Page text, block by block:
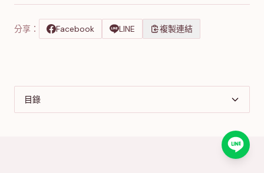
分享： Facebook LINE 複製連結
目錄